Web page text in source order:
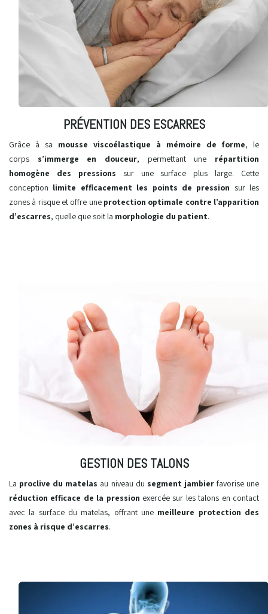
PRÉVENTION DES ESCARRES
Grâce à sa mousse viscoélastique à mémoire de forme, le
corps s’immerge en douceur, permettant une répartition
homogène des pressions sur une surface plus large. Cette
conception limite efficacement les points de pression sur les
zones à risque et offre une protection optimale contre l’apparition
d’escarres, quelle que soit la morphologie du patient.
GESTION DES TALONS
La proclive du matelas au niveau du segment jambierfavorise une
réduction efficace de la pression exercée sur les talons en contact
avec la surface du matelas, offrant une meilleure protection des
zones à risque d’escarres. ​